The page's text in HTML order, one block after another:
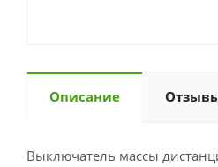
Описание
Выключатель массы